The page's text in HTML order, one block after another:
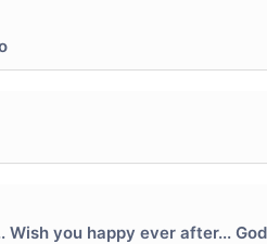
Wish you happy ever after...